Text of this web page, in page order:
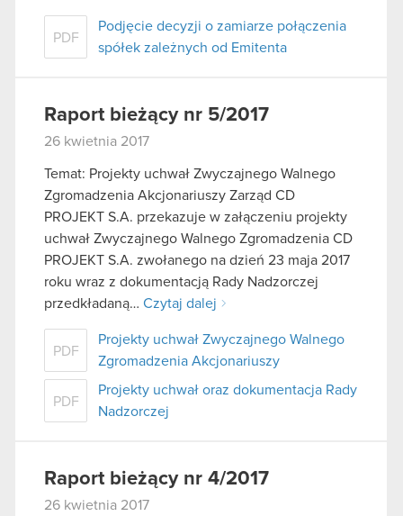
PDF
Podjęcie decyzji o zamiarze połączenia
spółek zależnych od Emitenta
Raport bieżący nr 5/2017
26 kwietnia 2017
Temat: Projekty uchwał Zwyczajnego Walnego
Zgromadzenia Akcjonariuszy Zarząd CD
PROJEKT S.A. przekazuje w załączeniu projekty
uchwał Zwyczajnego Walnego Zgromadzenia CD
PROJEKT S.A. zwołanego na dzień 23 maja 2017
roku wraz z dokumentacją Rady Nadzorczej
przedkładaną… Czytaj dalej
PDF
Projekty uchwał Zwyczajnego Walnego
Zgromadzenia Akcjonariuszy
PDF
Projekty uchwał oraz dokumentacja Rady
Nadzorczej
Raport bieżący nr 4/2017
26 kwietnia 2017